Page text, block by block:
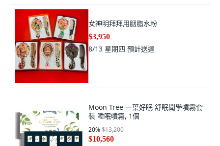
女神明拜拜用胭脂水粉
$3,950
8/13 星期四 預計送達
Moon Tree 一葉好眠 舒眠聞學噴霧套
裝 睡眠噴霧, 1個
20%$13,200
$10,560